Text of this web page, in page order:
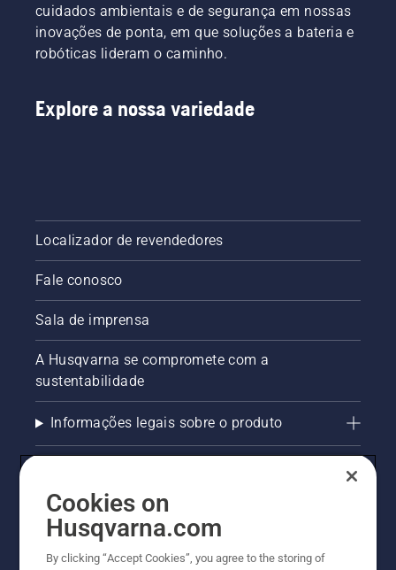
cuidados ambientais e de segurança em nossas
inovações de ponta, em que soluções a bateria e
robóticas lideram o caminho.
Explore a nossa variedade
Localizador de revendedores
Fale conosco
Sala de imprensa
A Husqvarna se compromete com a
sustentabilidade
Informações legais sobre o produto
Outros sites Husqvarna
Trabalhe Conosco
Cookies on
Husqvarna.com
By clicking “Accept Cookies”, you agree to the storing of